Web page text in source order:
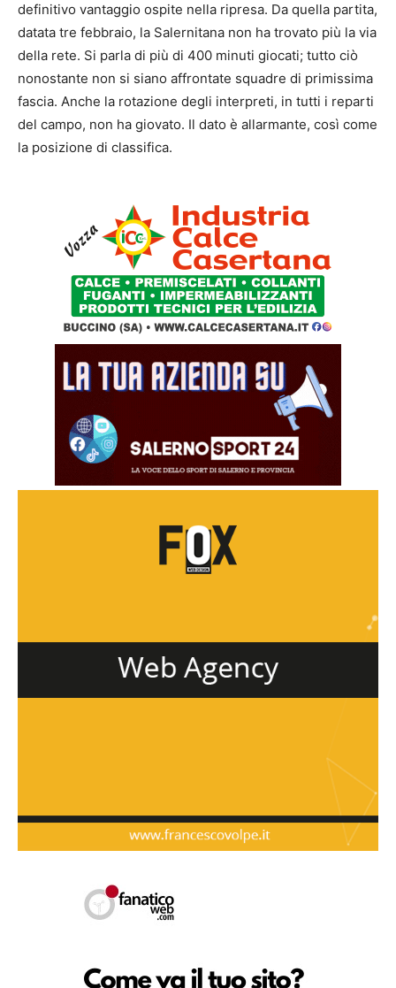
definitivo vantaggio ospite nella ripresa. Da quella partita,
datata tre febbraio, la Salernitana non ha trovato più la via
della rete. Si parla di più di 400 minuti giocati; tutto ciò
nonostante non si siano affrontate squadre di primissima
fascia. Anche la rotazione degli interpreti, in tutti i reparti
del campo, non ha giovato. Il dato è allarmante, così come
la posizione di classifica.